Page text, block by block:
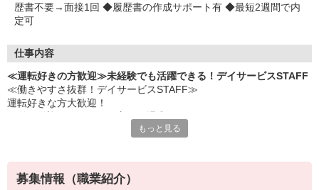
歴書不要→面接1回 ◆履歴書の作成サポート有 ◆最短2週間で内
定可
仕事内容
≪運転好きの方歓迎≫未経験でも活躍できる！デイサービスSTAFF
≪働きやすさ抜群！デイサービスSTAFF≫
運転好きな方大歓迎！
・リハビリ補助
・生活介助
もっと見る
募集情報（職業紹介）